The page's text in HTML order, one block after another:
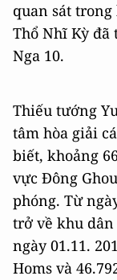
quan sát
Thổ Nhĩ Kỳ đã
Nga 10.
Thiếu tướng
tâm hòa giải
biết, khoảng
vực Đông
phóng. Từ
trở về khu
ngày 01.11.
Homs và